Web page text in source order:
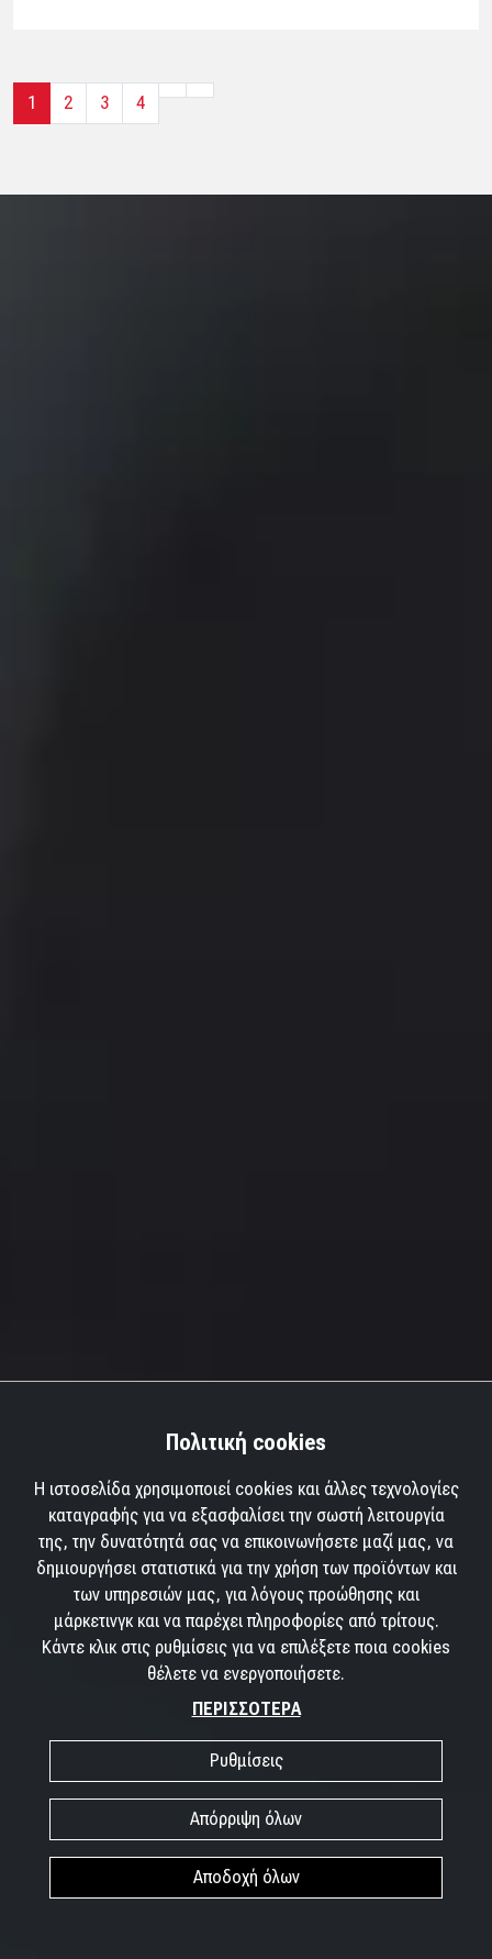
1 2 3 4
Πολιτική cookies
Η ιστοσελίδα χρησιμοποιεί cookies και άλλες τεχνολογίες
καταγραφής για να εξασφαλίσει την σωστή λειτουργία
της, την δυνατότητά σας να επικοινωνήσετε μαζί μας, να
δημιουργήσει στατιστικά για την χρήση των προϊόντων και
των υπηρεσιών μας, για λόγους προώθησης και
μάρκετινγκ και να παρέχει πληροφορίες από τρίτους.
Κάντε κλικ στις ρυθμίσεις για να επιλέξετε ποια cookies
θέλετε να ενεργοποιήσετε.
ΠΕΡΙΣΣΟΤΕΡΑ
Ρυθμίσεις
Απόρριψη όλων
Αποδοχή όλων